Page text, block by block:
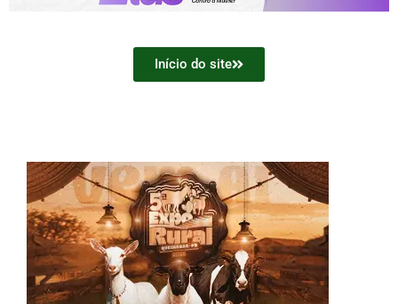
Início do site